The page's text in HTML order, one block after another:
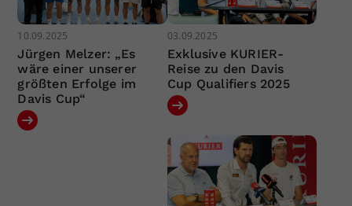
10.09.2025
Jürgen Melzer: „Es
wäre einer unserer
größten Erfolge im
Davis Cup“
03.09.2025
Exklusive KURIER-
Reise zu den Davis
Cup Qualifiers 2025